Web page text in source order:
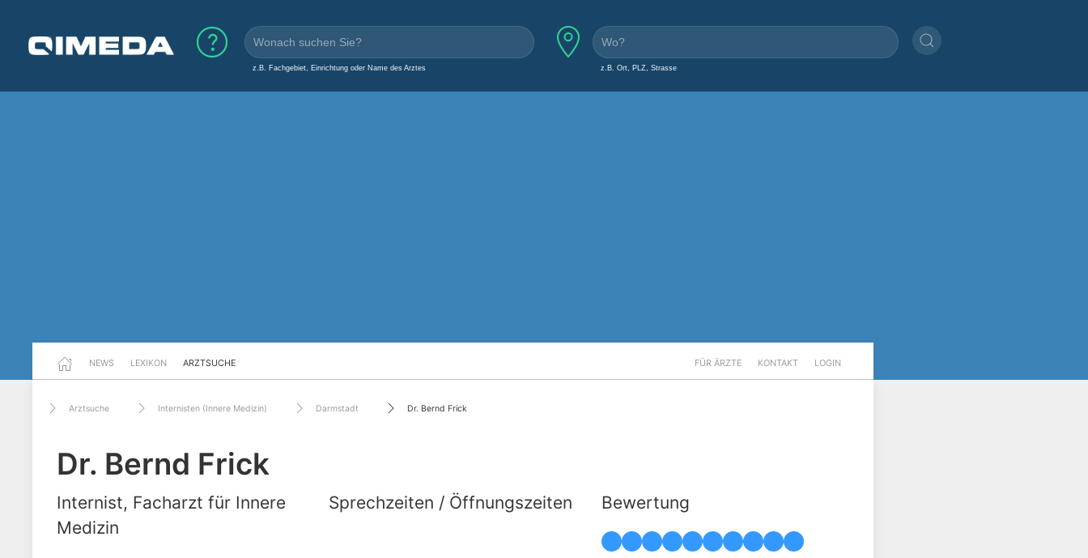
z.B. Fachgebiet, Einrichtung oder Name des Arztes z.B. Ort, PLZ, Strasse
NEWS LEXIKON ARZTSUCHE FÜR ÄRZTE KONTAKT LOGIN
Arztsuche Internisten (Innere Medizin) Darmstadt Dr. Bernd Frick
Dr. Bernd Frick
Internist, Facharzt für Innere
Medizin
Sprechzeiten / Öffnungszeiten Bewertung